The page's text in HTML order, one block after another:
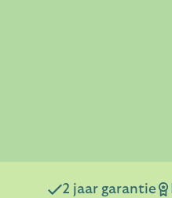
2 jaar garantie